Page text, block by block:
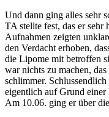
Und dann ging alles sehr
TA stellte fest, das er sehr
Aufnahmen zeigten
den Verdacht erhoben,
die Lipome mit betroffen
war nichts zu machen,
schlimmer.
eigentlich auf Grund
Am 10.06. ging er über